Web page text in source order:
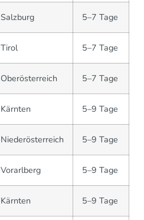
Salzburg 5–7 Tage
Tirol 5–7 Tage
Oberösterreich 5–7 Tage
Kärnten 5–9 Tage
Niederösterreich 5–9 Tage
Vorarlberg 5–9 Tage
Kärnten 5–9 Tage